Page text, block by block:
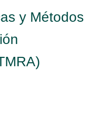
y Métodos